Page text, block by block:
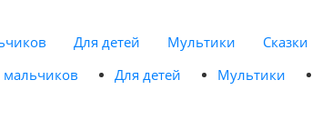
Для детей Мультики Сказки
мальчиков Для детей Мультики